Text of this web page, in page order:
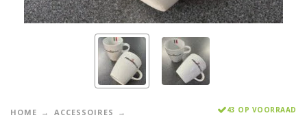
HOME
ACCESSOIRES
43 OP VOORRAAD